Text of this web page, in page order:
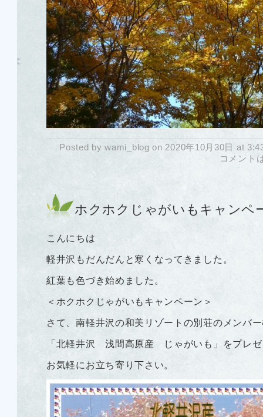
Posted by wami_blog on 2020年10月30日 at
コメント
ホクホクじゃがいもキャンペ
こんにちは
軽井沢もだんだんと寒くなってきました。
紅葉も色づき始めました。
＜ホクホクじゃがいもキャンペーン＞
さて、南軽井沢の和美リゾートの別荘のメンバ
「北軽井沢 浅間高原産 じゃがいも」をプレゼ
お気軽にお立ち寄り下さい。